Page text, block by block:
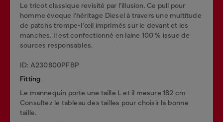
Le tricot classique revisité par l’illusion. Ce pull pour
homme évoque l’héritage Diesel à travers une multitude
de patchs trompe-l’œil imprimés sur le devant et les
manches. Il est confectionné en laine 100 % issue de
sources responsables.
ID: A230800PFBP
Fitting
Le mannequin porte une taille L et il mesure 182 cm
Consultez le tableau des tailles pour choisir la bonne
taille.